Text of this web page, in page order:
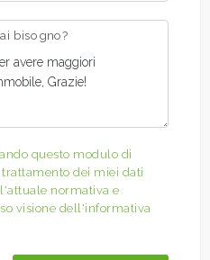
bisogno?
questo modulo di
dei miei dati
normativa e
visione dell'informativa